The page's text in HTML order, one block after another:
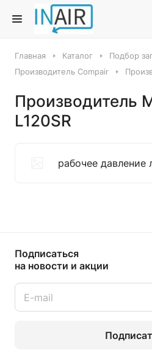
Главная Каталог
Подбор
Производитель Compair
Производитель
L120SR
рабочее давление
Подписаться
на новости и акции